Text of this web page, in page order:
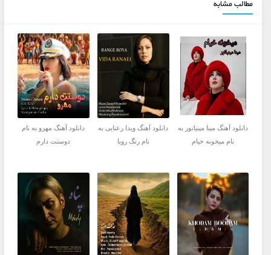
مطالب مشابه
دانلود آهنگ مینا مینیاتور به
نام میخونه خیام
دانلود آهنگ ویدا رعنایی به
نام رنگ رویا
دانلود آهنگ مهرو به نام
دوستت دارم